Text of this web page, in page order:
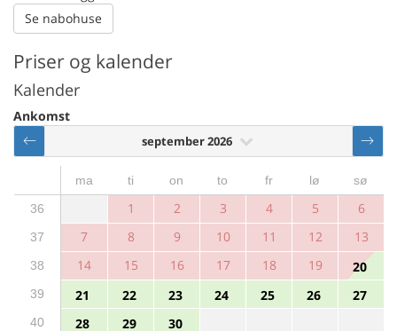
Se nabohuse
Priser og kalender
Kalender
Ankomst
september 2026
ma ti on to fr lø
sø
36
1 2 3 4 5 6
37 7 8 9 10 11 12 13
38 14 15 16 17 18 19 20
39 21 22 23 24 25 26 27
40 28 29 30